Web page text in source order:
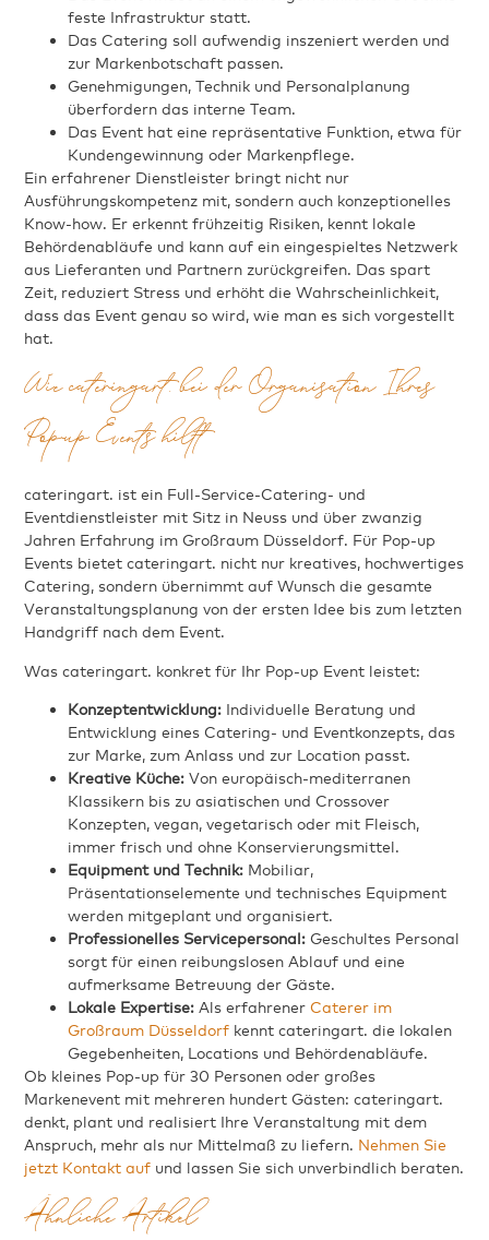
feste Infrastruktur statt.
Das Catering soll aufwendig inszeniert werden und
zur Markenbotschaft passen.
Genehmigungen, Technik und Personalplanung
überfordern das interne Team.
Das Event hat eine repräsentative Funktion, etwa für
Kundengewinnung oder Markenpflege.
Ein erfahrener Dienstleister bringt nicht nur
Ausführungskompetenz mit, sondern auch konzeptionelles
Know-how. Er erkennt frühzeitig Risiken, kennt lokale
Behördenabläufe und kann auf ein eingespieltes Netzwerk
aus Lieferanten und Partnern zurückgreifen. Das spart
Zeit, reduziert Stress und erhöht die Wahrscheinlichkeit,
dass das Event genau so wird, wie man es sich vorgestellt
hat.
Wie cateringart. bei der Organisation Ihres
Pop-up Events hilft
cateringart. ist ein Full-Service-Catering- und
Eventdienstleister mit Sitz in Neuss und über zwanzig
Jahren Erfahrung im Großraum Düsseldorf. Für Pop-up
Events bietet cateringart. nicht nur kreatives, hochwertiges
Catering, sondern übernimmt auf Wunsch die gesamte
Veranstaltungsplanung von der ersten Idee bis zum letzten
Handgriff nach dem Event.
Was cateringart. konkret für Ihr Pop-up Event leistet:
Konzeptentwicklung: Individuelle Beratung und
Entwicklung eines Catering- und Eventkonzepts, das
zur Marke, zum Anlass und zur Location passt.
Kreative Küche: Von europäisch-mediterranen
Klassikern bis zu asiatischen und Crossover
Konzepten, vegan, vegetarisch oder mit Fleisch,
immer frisch und ohne Konservierungsmittel.
Equipment und Technik: Mobiliar,
Präsentationselemente und technisches Equipment
werden mitgeplant und organisiert.
Professionelles Servicepersonal: Geschultes Personal
sorgt für einen reibungslosen Ablauf und eine
aufmerksame Betreuung der Gäste.
Lokale Expertise: Als erfahrenerCaterer im
Großraum Düsseldorf kennt cateringart. die lokalen
Gegebenheiten, Locations und Behördenabläufe.
Ob kleines Pop-up für 30 Personen oder großes
Markenevent mit mehreren hundert Gästen: cateringart.
denkt, plant und realisiert Ihre Veranstaltung mit dem
Anspruch, mehr als nur Mittelmaß zu liefern. Nehmen Sie
jetzt Kontakt auf und lassen Sie sich unverbindlich beraten.
Ähnliche Artikel